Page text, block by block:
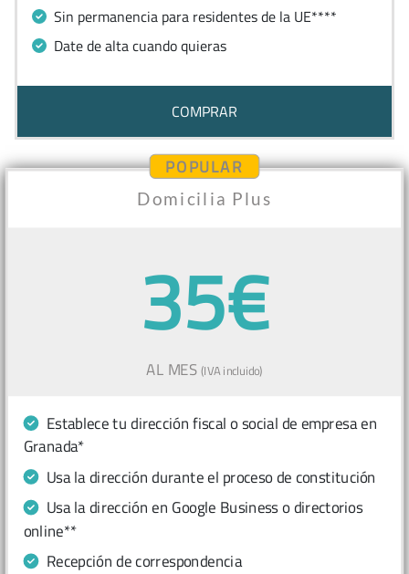
Sin permanencia para residentes de la UE****
Date de alta cuando quieras
COMPRAR
POPULAR
Domicilia Plus
35€
AL MES(IVA incluido)
Establece tu dirección fiscal o social de empresa en
Granada*
Usa la dirección durante el proceso de constitución
Usa la dirección en Google Business o directorios
online**
Recepción de correspondencia